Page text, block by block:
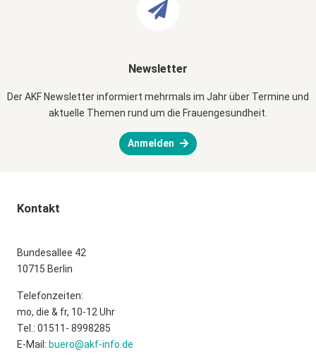
Newsletter
Der AKF Newsletter informiert mehrmals im Jahr über Termine und
aktuelle Themen rund um die Frauengesundheit.
Anmelden
Kontakt
Bundesallee 42
10715 Berlin
Telefonzeiten:
mo, die & fr, 10-12 Uhr
Tel.: 01511- 8998285
E-Mail: buero@akf-info.de